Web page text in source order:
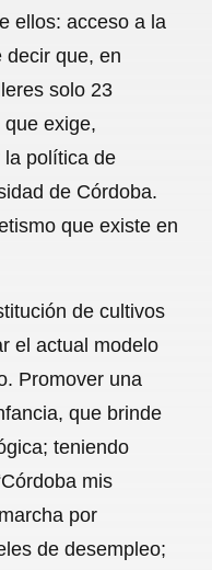
ellos: acceso a la
decir que, en
solo 23
exige,
la política de
de Córdoba.
que existe en
de cultivos
el actual modelo
Promover una
que brinde
teniendo
mis
por
de desempleo;